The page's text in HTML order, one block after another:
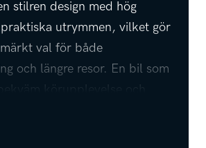
stilren design med hög
utrymmen, vilket gör
val för både
och längre resor. En bil som
körupplevelse och